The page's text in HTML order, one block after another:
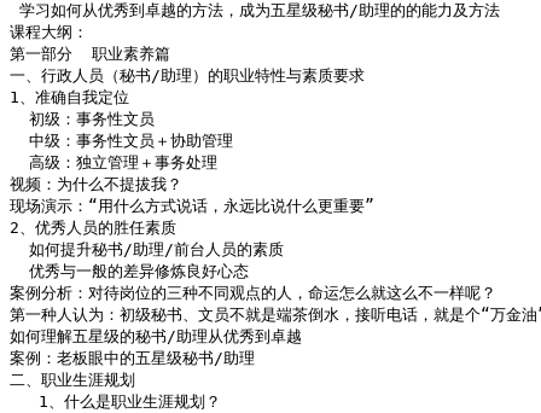
学习如何从优秀到卓越的方法，成为五星级秘书/助理的的能力及方法
课程大纲：
第一部分  职业素养篇
一、行政人员（秘书/助理）的职业特性与素质要求
1、准确自我定位
  初级：事务性文员
  中级：事务性文员＋协助管理
  高级：独立管理＋事务处理
视频：为什么不提拔我？
现场演示：“用什么方式说话，永远比说什么更重要”
2、优秀人员的胜任素质
  如何提升秘书/助理/前台人员的素质
  优秀与一般的差异修炼良好心态
案例分析：对待岗位的三种不同观点的人，命运怎么就这么不一样呢？
第一种人认为：初级秘书、文员不就是端茶倒水，接听电话，就是个“万金
如何理解五星级的秘书/助理从优秀到卓越
案例：老板眼中的五星级秘书/助理
二、职业生涯规划
   1、什么是职业生涯规划？